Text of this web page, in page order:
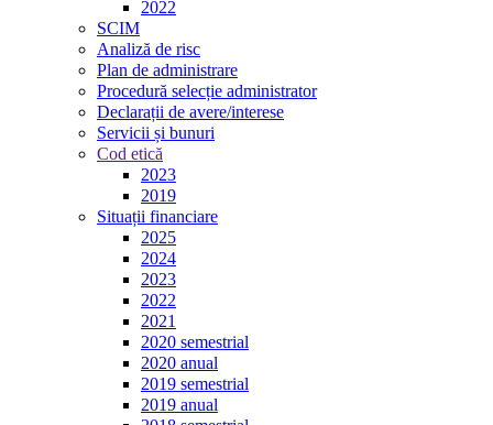
2022
SCIM
Analiză de risc
Plan de administrare
Procedură selecție administrator
Declarații de avere/interese
Servicii și bunuri
Cod etică
2023
2019
Situații financiare
2025
2024
2023
2022
2021
2020 semestrial
2020 anual
2019 semestrial
2019 anual